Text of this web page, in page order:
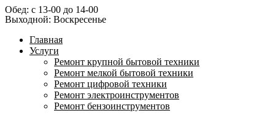
Обед: с 13-00 до 14-00
Выходной: Воскресенье
Главная
Услуги
Ремонт крупной бытовой техники
Ремонт мелкой бытовой техники
Ремонт цифровой техники
Ремонт электроинструментов​
Ремонт бензоинструментов